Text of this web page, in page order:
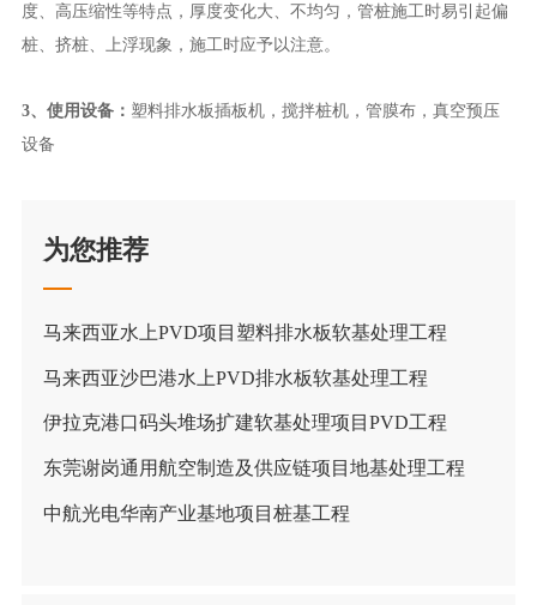
度、高压缩性等特点，厚度变化大、不均匀，管桩施工时易引起偏
桩、挤桩、上浮现象，施工时应予以注意。
3、使用设备： 塑料排水板插板机，搅拌桩机，管膜布，真空预压
设备
为您推荐
马来西亚水上PVD项目塑料排水板软基处理工程
马来西亚沙巴港水上PVD排水板软基处理工程
伊拉克港口码头堆场扩建软基处理项目PVD工程
东莞谢岗通用航空制造及供应链项目地基处理工程
中航光电华南产业基地项目桩基工程